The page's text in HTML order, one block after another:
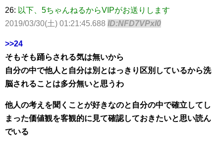
26: 以下、5ちゃんねるからVIPがお送りします
2019/03/30(土) 01:21:45.688 ID:NFD7VPxl0
>>24
そもそも踊らされる気は無いから
自分の中で他人と自分は別とはっきり区別しているから洗
脳されることは多分無いと思うわ
他人の考えを聞くことが好きなのと自分の中で確立してし
まった価値観を客観的に見て確認しておきたいと思い読ん
でいる